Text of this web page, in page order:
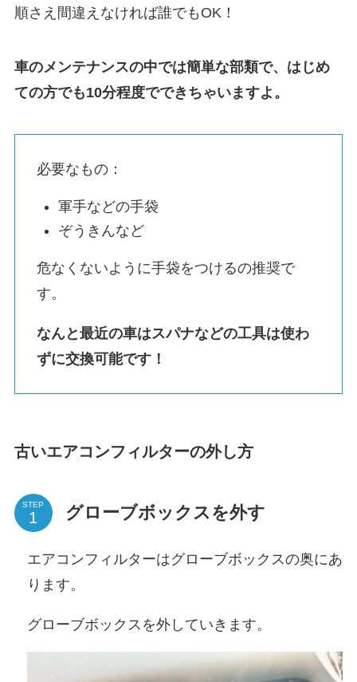
順さえ間違えなければ誰でもOK！
車のメンテナンスの中では簡単な部類で、はじめ
ての方でも10分程度でできちゃいますよ。
必要なもの：
軍手などの手袋
ぞうきんなど
危なくないように手袋をつけるの推奨で
す。
なんと最近の車はスパナなどの工具は使わ
ずに交換可能です！
古いエアコンフィルターの外し方
STEP グローブボックスを外す
エアコンフィルターはグローブボックスの奥にあ
ります。
グローブボックスを外していきます。